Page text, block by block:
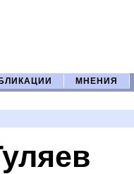
МНЕНИЯ